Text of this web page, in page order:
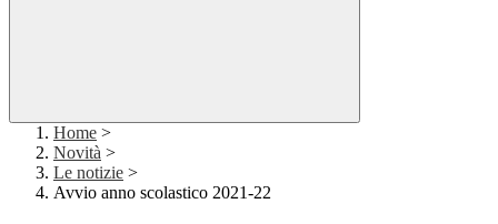
Home >
Novità >
Le notizie >
Avvio anno scolastico 2021-22